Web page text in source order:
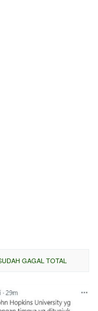
GAGAL TOTAL